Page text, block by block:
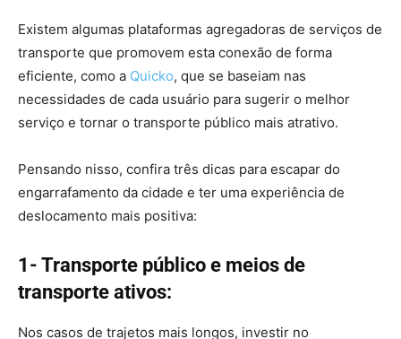
Existem algumas plataformas agregadoras de serviços de
transporte que promovem esta conexão de forma
eficiente, como a Quicko, que se baseiam nas
necessidades de cada usuário para sugerir o melhor
serviço e tornar o transporte público mais atrativo.
Pensando nisso, confira três dicas para escapar do
engarrafamento da cidade e ter uma experiência de
deslocamento mais positiva:
1- Transporte público e meios de
transporte ativos:
Nos casos de trajetos mais longos, investir no